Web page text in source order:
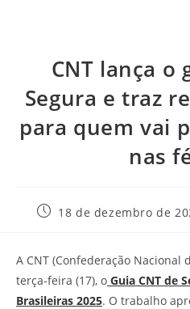
CNT lança o
Segura e traz
para quem vai
nas
18 de dezembro de
A CNT (Confederação Nacional
terça-feira (17), o Guia CNT de
Brasileiras 2025. O trabalho